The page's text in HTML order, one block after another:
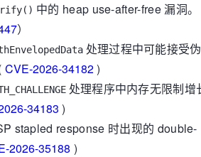
中的 heap use-after-free 漏洞。
）
处理过程中可能接受伪
CVE-2026-34182)
处理程序中内存无限制增
34183 )
stapled response 时出现的 double-
2026-35188 )